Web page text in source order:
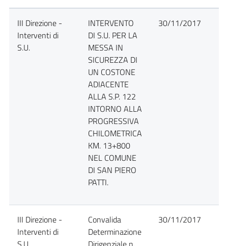
III Direzione -
Interventi di
S.U.
INTERVENTO
DI S.U. PER LA
MESSA IN
SICUREZZA DI
UN COSTONE
ADIACENTE
ALLA S.P. 122
INTORNO ALLA
PROGRESSIVA
CHILOMETRICA
KM. 13+800
NEL COMUNE
DI SAN PIERO
PATTI.
30/11/2017
III Direzione -
Interventi di
Convalida
Determinazione
30/11/2017